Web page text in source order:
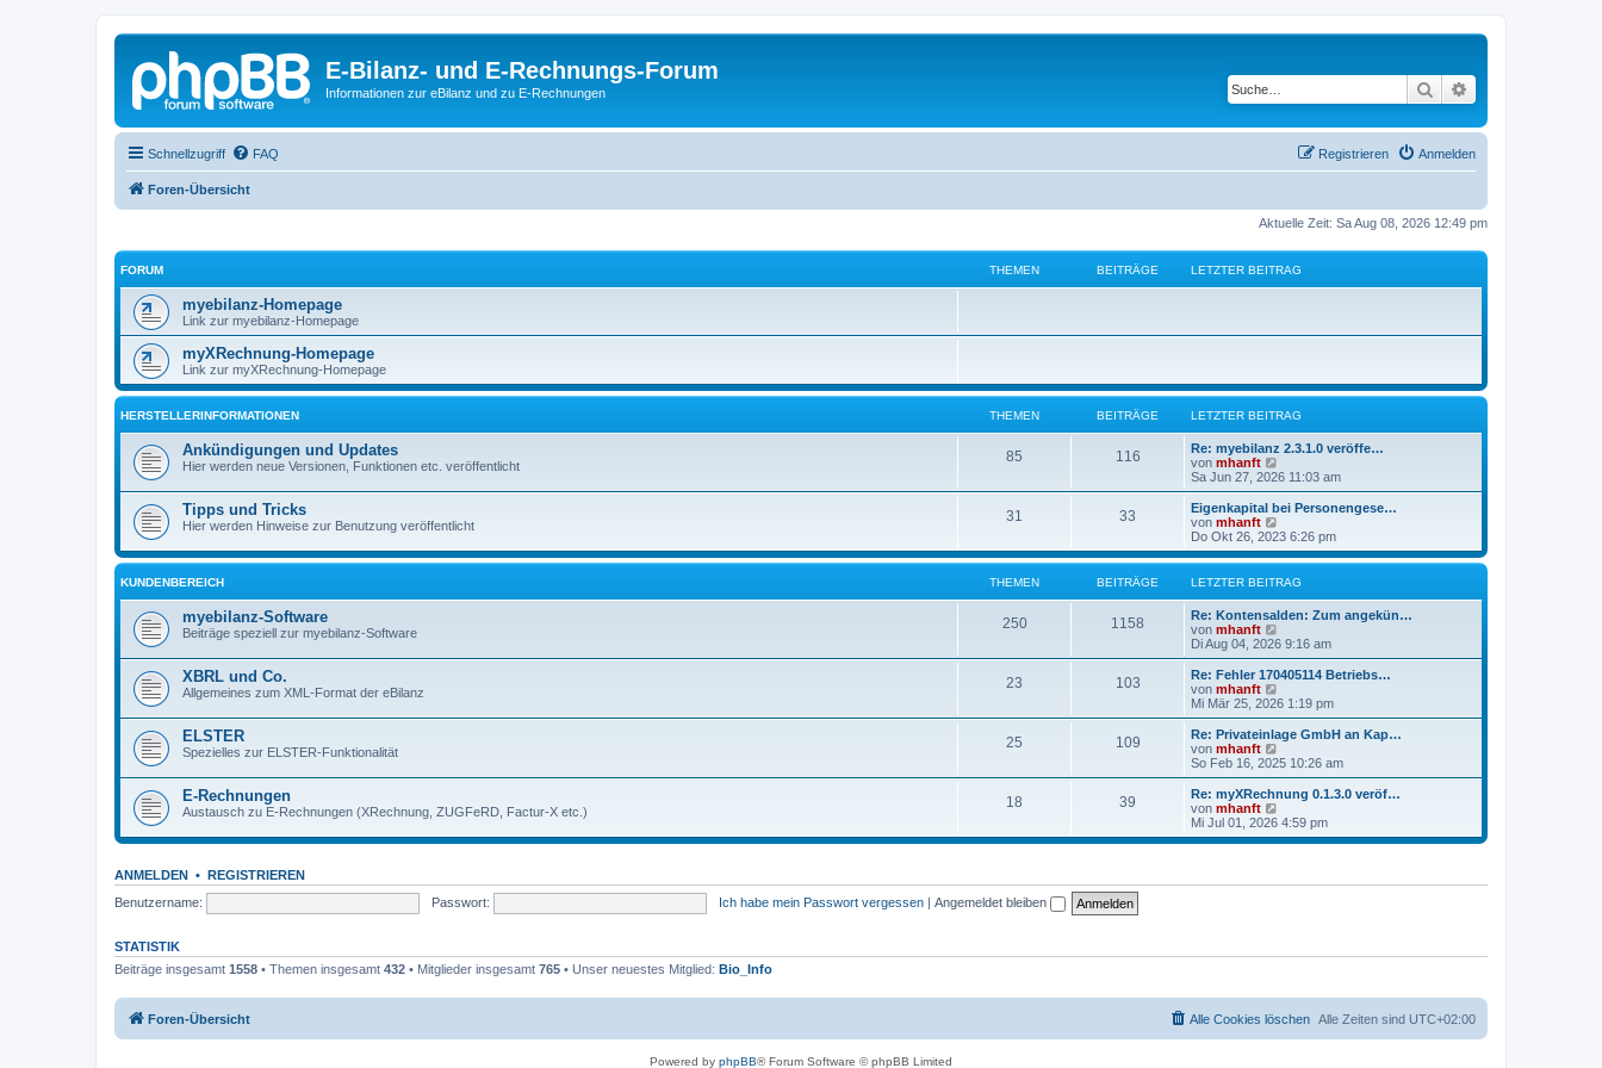
E-Bilanz- und E-Rechnungs-Forum
Informationen zur eBilanz und zu E-Rechnungen Suche
Schnellzugriff FAQ Anmelden
Registrieren
Foren-Übersicht
Aktuelle Zeit: Sa Aug 08, 2026 12:49 pm
FORUM THEMEN BEITRÄGE LETZTER BEITRAG
myebilanz-Homepage
Link zur myebilanz-Homepage
myXRechnung-Homepage
Link zur myXRechnung-Homepage
HERSTELLERINFORMATIONEN THEMEN BEITRÄGE LETZTER BEITRAG
Ankündigungen und Updates
Hier werden neue Versionen, Funktionen etc. veröffentlicht
85 116
Re: myebilanz 2.3.1.0 veröffe…
von mhanft
e
u
e
t
r
B
e
i
t
a
g
Sa Jun 27, 2026 11:03 am
Tipps und Tricks
Hier werden Hinweise zur Benutzung veröffentlicht
31 33
Eigenkapital bei Personengese…
von mhanft
e
u
e
s
r
e
i
t
a
g
Do Okt 26, 2023 6:26 pm
KUNDENBEREICH THEMEN BEITRÄGE LETZTER BEITRAG
myebilanz-Software
Beiträge speziell zur myebilanz-Software
250 1158
Re: Kontensalden: Zum angekün…
von mhanft
e
u
e
t
B
e
i
r
g
Di Aug 04, 2026 9:16 am
XBRL und Co.
Allgemeines zum XML-Format der eBilanz
23 103
Re: Fehler 170405114 Betriebs…
von mhanft
e
u
e
s
t
B
e
t
g
Mi Mär 25, 2026 1:19 pm
ELSTER
Spezielles zur ELSTER-Funktionalität
25 109
Re: Privateinlage GmbH an Kap…
von mhanft
e
u
e
r
i
So Feb 16, 2025 10:26 am
E-Rechnungen
Austausch zu E-Rechnungen (XRechnung, ZUGFeRD, Factur-X etc.)
18 39
Re: myXRechnung 0.1.3.0 veröf…
von mhanft
e
u
Mi Jul 01, 2026 4:59 pm
ANMELDEN • REGISTRIEREN
Benutzername:
Passwort: Ich habe mein Passwort vergessen | Angemeldet bleiben
STATISTIK
Beiträge insgesamt 1558 • Themen insgesamt 432 • Mitglieder insgesamt 765 • Unser neuestes Mitglied: Bio_Info
Foren-Übersicht Alle Zeiten sind UTC+02:00
Alle Cookies löschen
Powered by phpBB® Forum Software © phpBB Limited